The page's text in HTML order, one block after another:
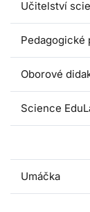
Učitelství
Pedagogické
Oborové
Science
Umáčka